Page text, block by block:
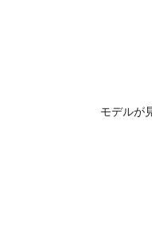
モデルが